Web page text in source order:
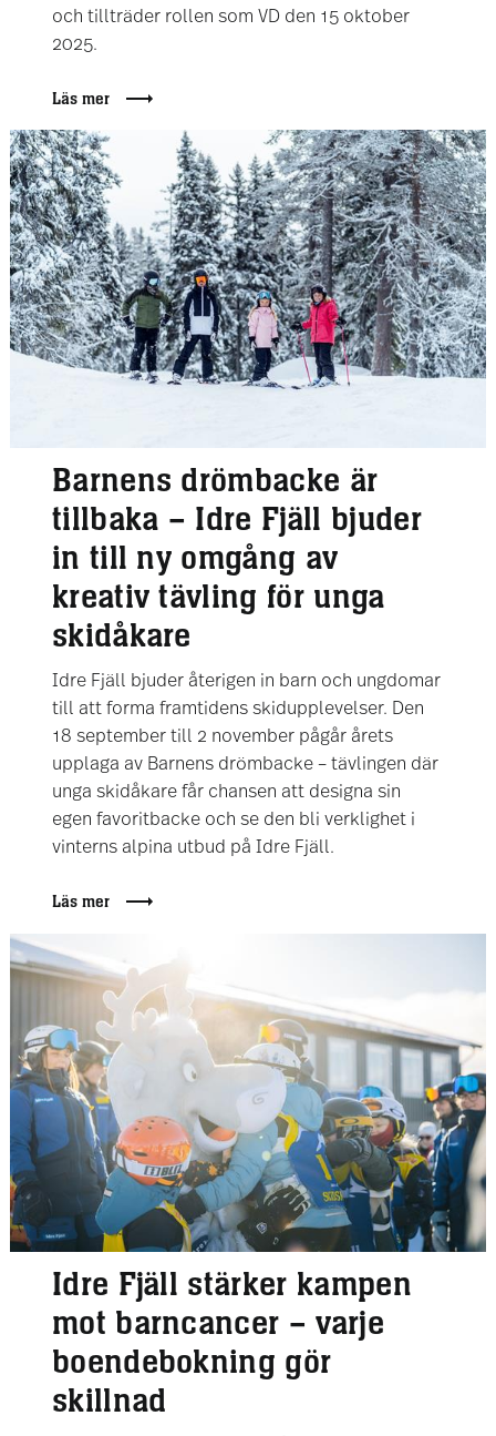
och tillträder rollen som VD den 15 oktober
2025.
Läs mer
Barnens drömbacke är
tillbaka – Idre Fjäll bjuder
in till ny omgång av
kreativ tävling för unga
skidåkare
Idre Fjäll bjuder återigen in barn och ungdomar
till att forma framtidens skidupplevelser. Den
18 september till 2 november pågår årets
upplaga av Barnens drömbacke – tävlingen där
unga skidåkare får chansen att designa sin
egen favoritbacke och se den bli verklighet i
vinterns alpina utbud på Idre Fjäll.
Läs mer
Idre Fjäll stärker kampen
mot barncancer – varje
boendebokning gör
skillnad